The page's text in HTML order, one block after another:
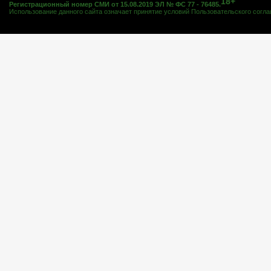
Регистрационный номер СМИ от 15.08.2019 ЭЛ № ФС 77 - 76485.
Использование данного сайта означает принятие условий Пользовательского